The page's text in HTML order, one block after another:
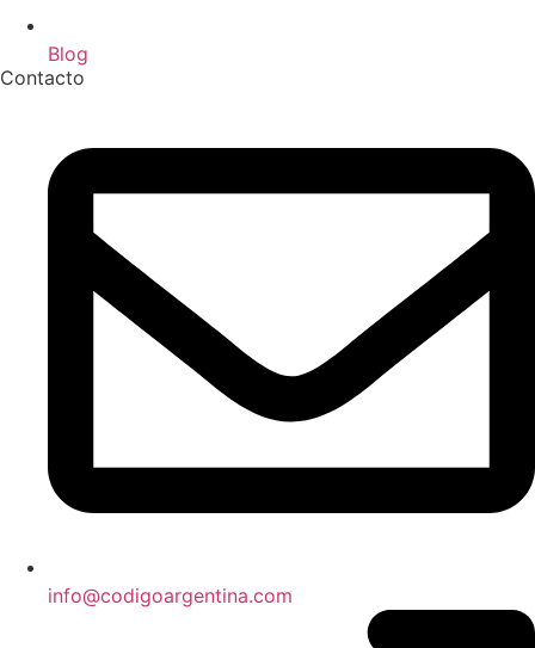
Blog
Contacto
info@codigoargentina.com